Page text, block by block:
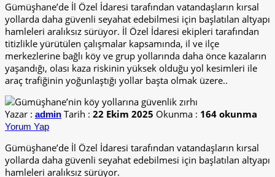
Gümüşhane’de İl Özel İdaresi tarafından vatandaşların kırsal
yollarda daha güvenli seyahat edebilmesi için başlatılan altyapı
hamleleri aralıksız sürüyor. İl Özel İdaresi ekipleri tarafından
titizlikle yürütülen çalışmalar kapsamında, il ve ilçe
merkezlerine bağlı köy ve grup yollarında daha önce kazaların
yaşandığı, olası kaza riskinin yüksek olduğu yol kesimleri ile
araç trafiğinin yoğunlaştığı yollar başta olmak üzere..
Yazar : admin Tarih : 22 Ekim 2025 Okunma : 164 okunma
Yorum Yap
Gümüşhane’de İl Özel İdaresi tarafından vatandaşların kırsal
yollarda daha güvenli seyahat edebilmesi için başlatılan altyapı
hamleleri aralıksız sürüyor.